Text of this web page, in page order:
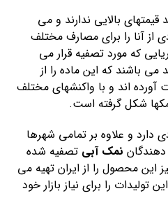
بالایی ندارند و می
از آنا را برای مصارف مختلف
که مورد تصفیه قرار می
می باشند که این ماده را از
اند و با واکنشهای مختلف
شکل گرفته است.
دارد و علاوه بر تمامی شهرها
نمک آبی تصفیه شده
این محصول را از ایران تهیه می
تولیدات را برای نیاز بازار خود